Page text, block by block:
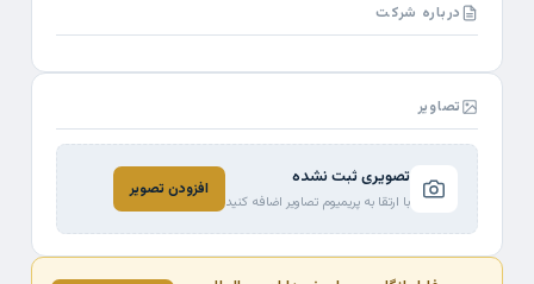
درباره شرکت
تصاویر
تصویری ثبت نشده
با ارتقا به پریمیوم تصاویر اضافه کنید
افزودن تصویر